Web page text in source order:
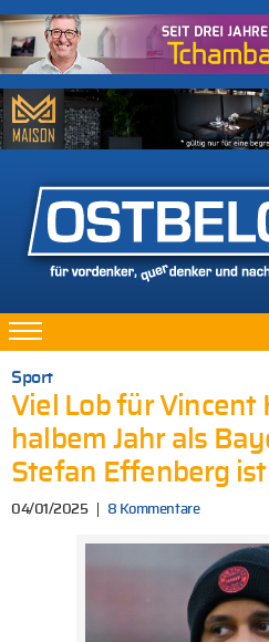
Sport
Viel Lob für Vincent
halbem Jahr als
Stefan Effenberg
04/01/2025 8 Kommentare